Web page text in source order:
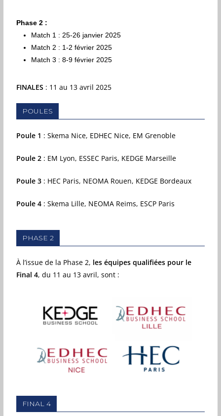
Phase 2 :
Match 1 : 25-26 janvier 2025
Match 2 : 1-2 février 2025
Match 3 : 8-9 février 2025
FINALES : 11 au 13 avril 2025
POULES
Poule 1 : Skema Nice, EDHEC Nice, EM Grenoble
Poule 2: EM Lyon, ESSEC Paris, KEDGE Marseille
Poule 3: HEC Paris, NEOMA Rouen, KEDGE Bordeaux
Poule 4: Skema Lille, NEOMA Reims, ESCP Paris
PHASE 2
À l’issue de la Phase 2, les équipes qualifiées pour le
Final 4, du 11 au 13 avril, sont :
FINAL 4